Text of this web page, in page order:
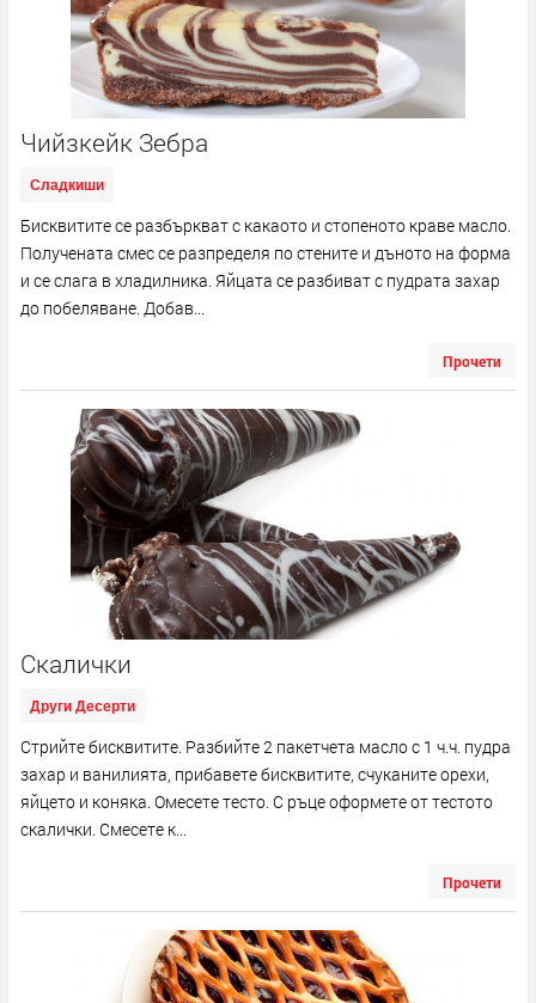
Чийзкейк Зебра
Сладкиши
Бисквитите се разбъркват с какаото и стопеното краве масло.
Получената смес се разпределя по стените и дъното на форма
и се слага в хладилника. Яйцата се разбиват с пудрата захар
до побеляване. Добав...
Прочети
Скалички
Други Десерти
Стрийте бисквитите. Разбийте 2 пакетчета масло с 1 ч.ч. пудра
захар и ванилията, прибавете бисквитите, счуканите орехи,
яйцето и коняка. Омесете тесто. С ръце оформете от тестото
скалички. Смесете к...
Прочети